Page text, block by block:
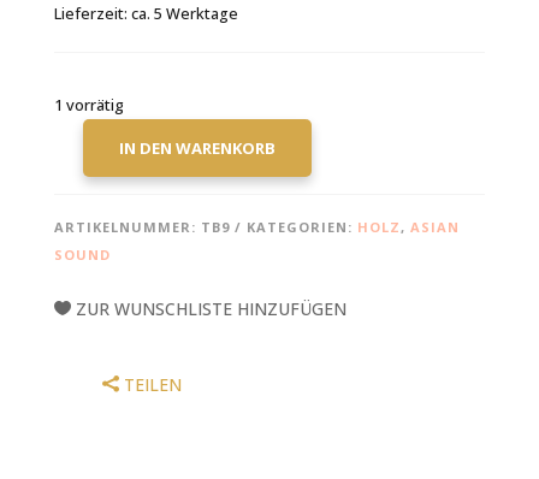
Lieferzeit: ca. 5 Werktage
1 vorrätig
SOUND
OHNE
IN DEN WARENKORB
ARTIKELNUMMER: TB9 KATEGORIEN: HOLZ, ASIAN
SOUND
ZUR WUNSCHLISTE HINZUFÜGEN
TEILEN